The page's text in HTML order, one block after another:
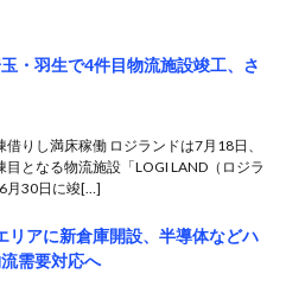
・羽生で4件目物流施設竣工、さ
借りし満床稼働 ロジランドは7月18日、
となる物流施設「LOGI LAND（ロジラ
月30日に竣[…]
リアに新倉庫開設、半導体などハ
需要対応へ